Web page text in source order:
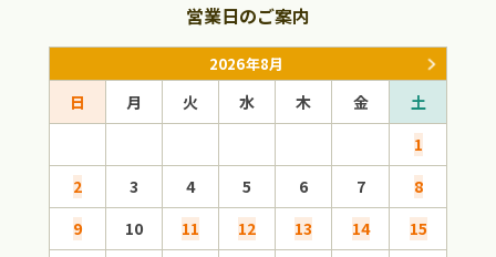
営業日のご案内
2026年8月
日 月 火 水 木 金
土
1
2
3 4 5 6 7
8
9
10 11 12 13 14
15